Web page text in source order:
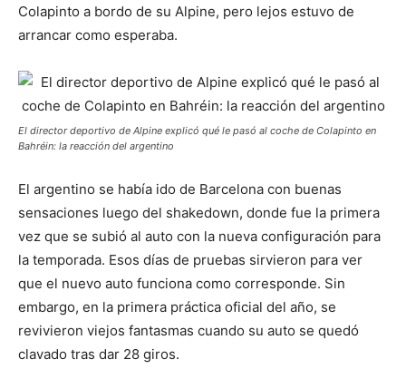
Colapinto a bordo de su Alpine, pero lejos estuvo de
arrancar como esperaba.
El director deportivo de Alpine explicó qué le pasó al coche de Colapinto en
Bahréin: la reacción del argentino
El argentino se había ido de Barcelona con buenas
sensaciones luego del shakedown, donde fue la primera
vez que se subió al auto con la nueva configuración para
la temporada. Esos días de pruebas sirvieron para ver
que el nuevo auto funciona como corresponde. Sin
embargo, en la primera práctica oficial del año, se
revivieron viejos fantasmas cuando su auto se quedó
clavado tras dar 28 giros.